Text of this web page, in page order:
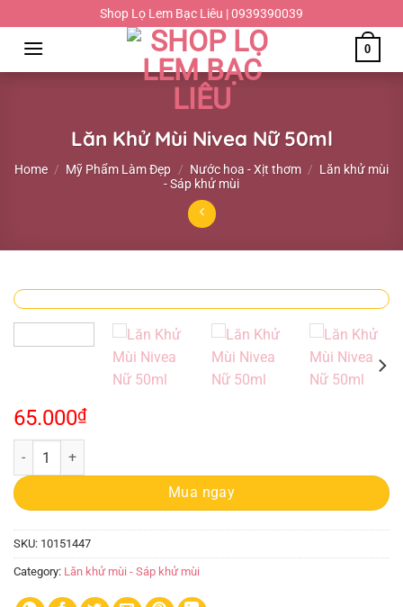
đến
dung
Shop Lọ Lem Bạc Liêu | 0939390039
0
Lăn Khử Mùi Nivea Nữ 50ml
Home / Mỹ Phẩm Làm Đẹp / Nước hoa - Xịt thơm / Lăn khử mùi
- Sáp khử mùi
65.000₫
Lăn Khử Mùi Nivea Nữ 50ml quantity
Mua ngay
SKU: 10151447
Category: Lăn khử mùi - Sáp khử mùi